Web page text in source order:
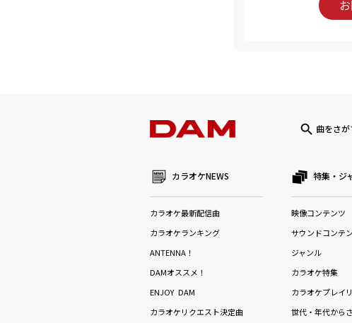
曲をさが
カラオケNEWS
カラオケ最新配信曲
カラオケランキング
ANTENNA！
DAMオススメ！
ENJOY DAM
カラオケリクエスト決定曲
特集・ジ
映像コンテンツ
サウンドコンテ
ジャンル
カラオケ特集
カラオケプレイ
世代・年代から